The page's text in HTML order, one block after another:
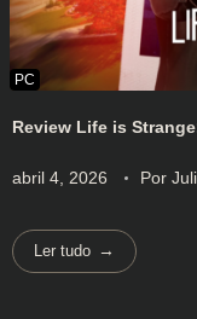
Review Life is
abril 4, 2026 Por
Ler tudo